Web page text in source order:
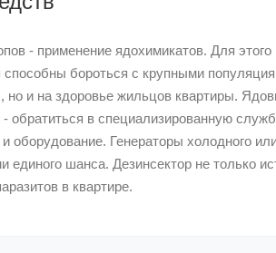
- применение ядохимикатов. Для
бороться с крупными
но и на здоровье жильцов квартиры.
в специализированную
Генераторы холодного
единого шанса. Дезинсектор не только
в квартире.